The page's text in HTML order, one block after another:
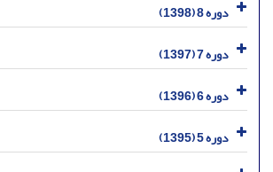
دوره 8 (1398)
دوره 7 (1397)
دوره 6 (1396)
دوره 5 (1395)